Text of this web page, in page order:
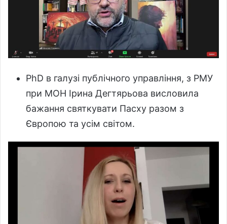
PhD в галузі публічного управління, з РМУ
при МОН Ірина Дегтярьова висловила
бажання святкувати Пасху разом з
Європою та усім світом.